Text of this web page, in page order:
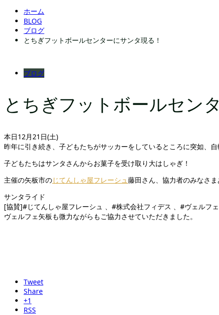
ホーム
BLOG
ブログ
とちぎフットボールセンターにサンタ現る！
ブログ
とちぎフットボールセン
本日12月21日(土)
昨年に引き続き、子どもたちがサッカーをしているところに突如、
子どもたちはサンタさんからお菓子を受け取り大はしゃぎ！
主催の矢板市のじてんしゃ屋フレーシュ藤田さん、協力者のみなさ
サンタライド
[協賛]#じてんしゃ屋フレーシュ 、#株式会社フィデス 、#ヴェルフ
ヴェルフェ矢板も微力ながらもご協力させていただきました。
Tweet
Share
+1
RSS